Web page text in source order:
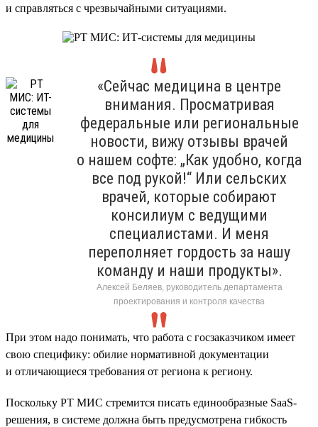
и справляться с чрезвычайными ситуациями.
«Сейчас медицина в центре
внимания. Просматривая
федеральные или региональные
новости, вижу отзывы врачей
о нашем софте: „Как удобно, когда
все под рукой!“ Или сельских
врачей, которые собирают
консилиум с ведущими
специалистами. И меня
переполняет гордость за нашу
команду и наши продукты».
Алексей Беляев, руководитель департамента
проектирования и контроля качества
При этом надо понимать, что работа с госзаказчиком имеет
свою специфику: обилие нормативной документации
и отличающиеся требования от региона к региону.
Поскольку РТ МИС стремится писать единообразные SaaS-
решения, в системе должна быть предусмотрена гибкость